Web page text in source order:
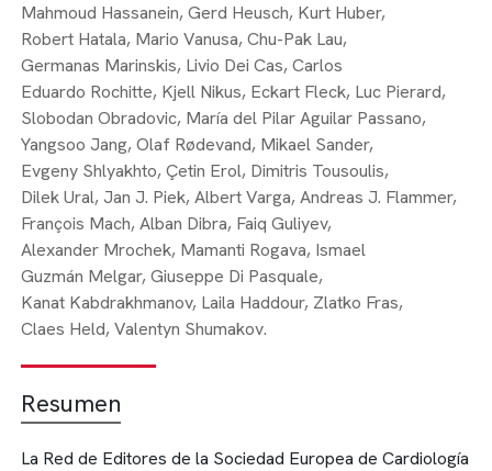
Mahmoud Hassanein,Gerd Heusch, Kurt Huber,
Robert Hatala, Mario Vanusa,Chu-Pak Lau,
Germanas Marinskis, Livio Dei Cas,Carlos
Eduardo Rochitte, Kjell Nikus, Eckart Fleck, Luc Pierard,
Slobodan Obradovic, María del Pilar Aguilar Passano,
Yangsoo Jang,Olaf Rødevand, Mikael Sander,
Evgeny Shlyakhto,Çetin Erol, Dimitris Tousoulis,
Dilek Ural,Jan J. Piek,Albert Varga,Andreas J. Flammer,
François Mach,Alban Dibra, Faiq Guliyev,
Alexander Mrochek, Mamanti Rogava, Ismael
Guzmán Melgar,Giuseppe Di Pasquale,
Kanat Kabdrakhmanov, Laila Haddour, Zlatko Fras,
Claes Held,Valentyn Shumakov.
Resumen
La Red de Editores de la Sociedad Europea de Cardiología